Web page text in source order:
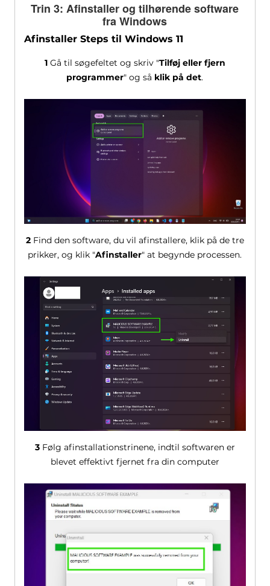
Trin 3: Afinstaller og tilhørende software
fra Windows
Afinstaller Steps til Windows 11
1Gå til søgefeltet og skriv "Tilføj eller fjern
programmer" og så klik på det.
2Find den software, du vil afinstallere, klik på de tre
prikker, og klik "Afinstaller" at begynde processen.
3Følg afinstallationstrinene, indtil softwaren er
blevet effektivt fjernet fra din computer